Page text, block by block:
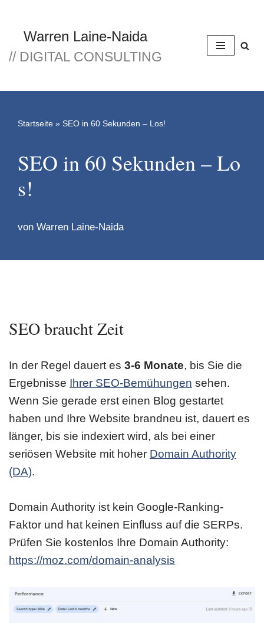
Zum
Inhalt
Warren Laine-Naida
// DIGITAL CONSULTING
Startseite » SEO in 60 Sekunden – Los!
SEO in 60 Sekunden – Lo
s!
von Warren Laine-Naida
SEO braucht Zeit
In der Regel dauert es 3-6 Monate, bis Sie die
Ergebnisse Ihrer SEO-Bemühungen sehen.
Wenn Sie gerade erst einen Blog gestartet
haben und Ihre Website brandneu ist, dauert es
länger, bis sie indexiert wird, als bei einer
seriösen Website mit hoher Domain Authority
(DA).
Domain Authority ist kein Google-Ranking-
Faktor und hat keinen Einfluss auf die SERPs.
Prüfen Sie kostenlos Ihre Domain Authority:
https://moz.com/domain-analysis